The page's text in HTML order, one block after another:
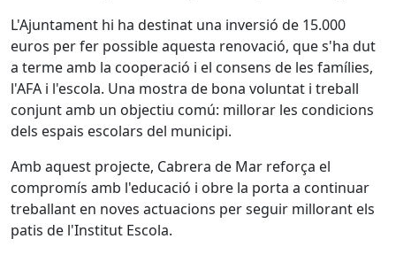
L'Ajuntament hi ha destinat una inversió de 15.000
euros per fer possible aquesta renovació, que s'ha dut
a terme amb la cooperació i el consens de les famílies,
l'AFA i l'escola. Una mostra de bona voluntat i treball
conjunt amb un objectiu comú: millorar les condicions
dels espais escolars del municipi.
Amb aquest projecte, Cabrera de Mar reforça el
compromís amb l'educació i obre la porta a continuar
treballant en noves actuacions per seguir millorant els
patis de l'Institut Escola.